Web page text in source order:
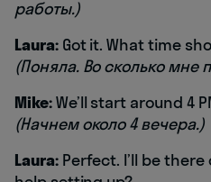
работы.)
Laura:Got it. What time
(Поняла. Во сколько мне
Mike:We’ll start around 4
(Начнем около 4 вечера.)
Laura:Perfect. I’ll be there